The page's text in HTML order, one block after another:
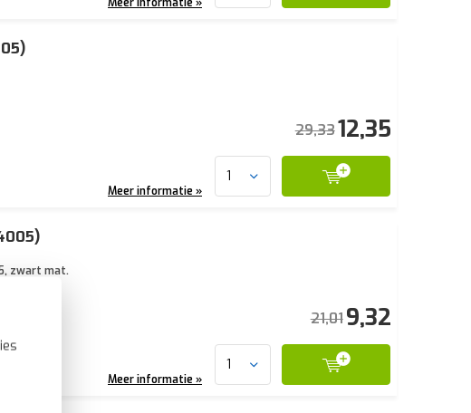
29,3312,35
Meer informatie »
zwart mat.
21,019,32
Meer informatie »